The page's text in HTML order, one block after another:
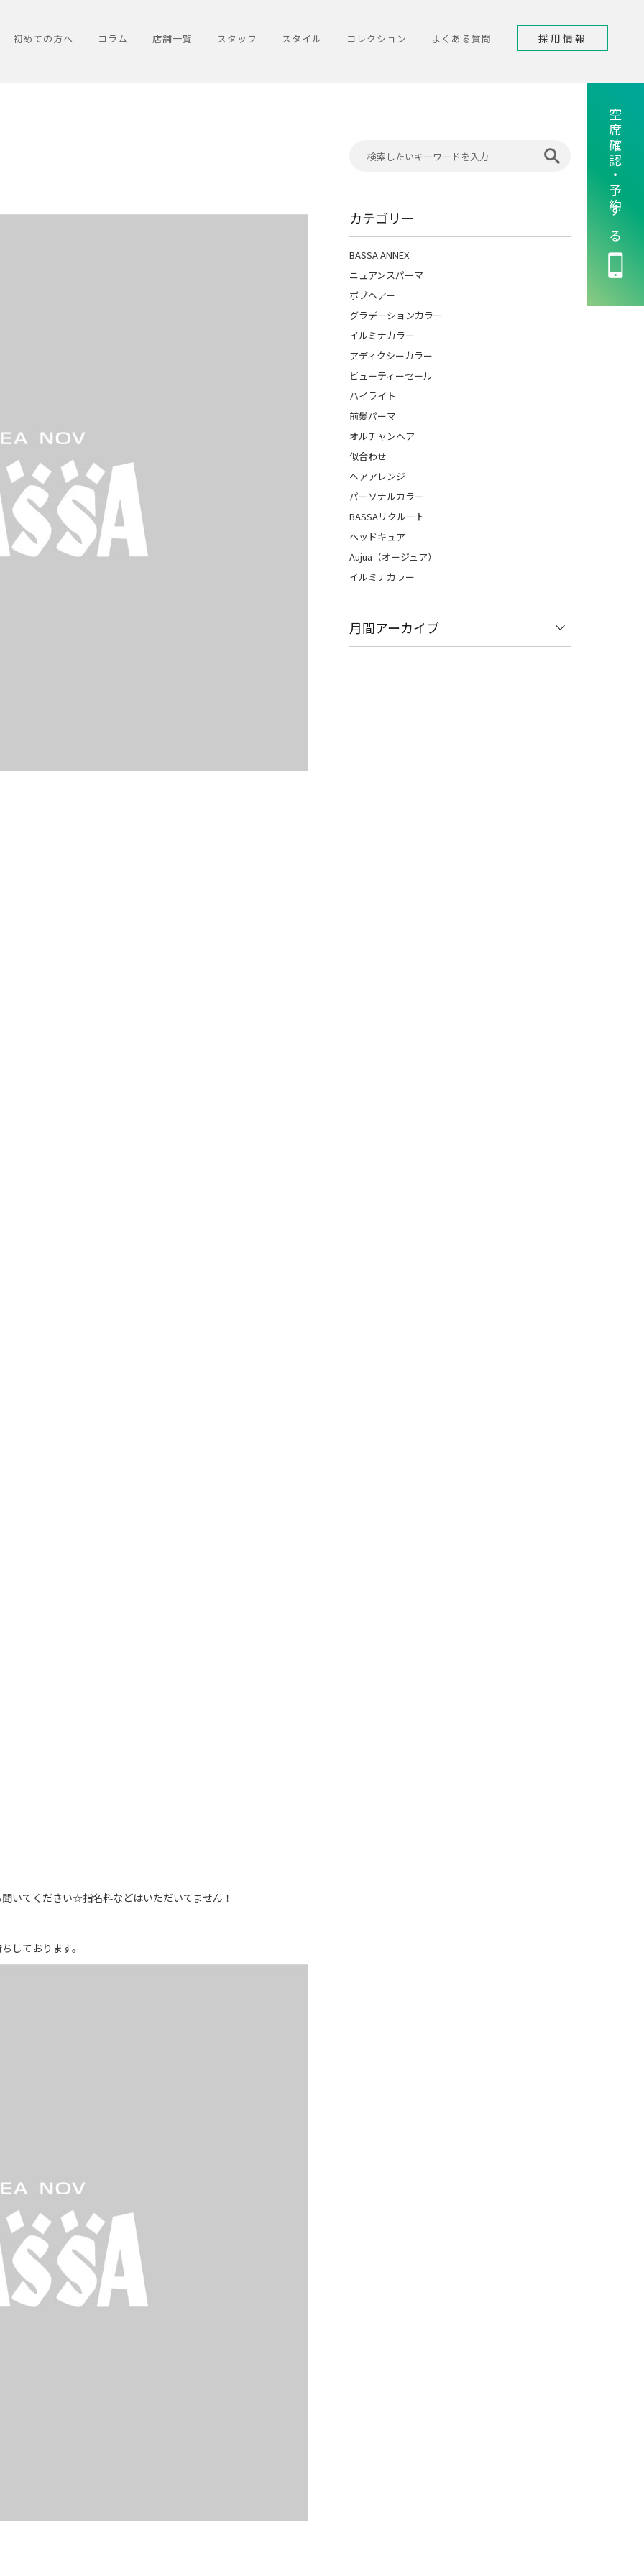
初めての方へ コラム 店舗一覧 スタッフ スタイル コレクション よくある質問 採用情報
いてください☆指名料などはいただいてません！
しております。
カテゴリー
BASSA ANNEX
ニュアンスパーマ
ボブヘアー
グラデーションカラー
イルミナカラー
アディクシーカラー
ビューティーセール
ハイライト
前髪パーマ
オルチャンヘア
似合わせ
ヘアアレンジ
パーソナルカラー
BASSAリクルート
ヘッドキュア
Aujua（オージュア）
イルミナカラー
月間アーカイブ
空席確認・予約する